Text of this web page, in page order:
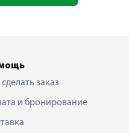
сделать заказ
и бронирование